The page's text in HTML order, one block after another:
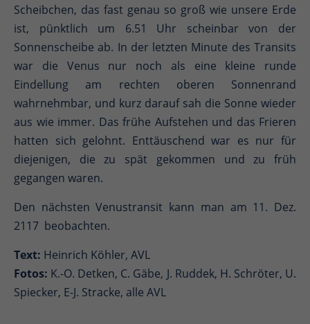
Scheibchen, das fast genau so groß wie unsere Erde
ist, pünktlich um 6.51 Uhr scheinbar von der
Sonnenscheibe ab. In der letzten Minute des Transits
war die Venus nur noch als eine kleine runde
Eindellung am rechten oberen Sonnenrand
wahrnehmbar, und kurz darauf sah die Sonne wieder
aus wie immer. Das frühe Aufstehen und das Frieren
hatten sich gelohnt. Enttäuschend war es nur für
diejenigen, die zu spät gekommen und zu früh
gegangen waren.
Den nächsten Venustransit kann man am 11. Dez.
2117 beobachten.
Text: Heinrich Köhler, AVL
Fotos: K.-O. Detken, C. Gäbe, J. Ruddek, H. Schröter, U.
Spiecker, E-J. Stracke, alle AVL